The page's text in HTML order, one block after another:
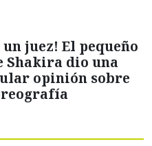
un juez! El pequeño
Shakira dio una
opinión sobre